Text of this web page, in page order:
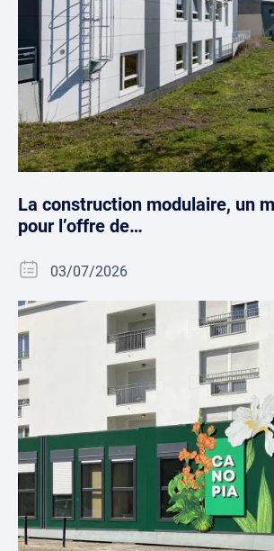
La construction modulaire, un
pour l’offre de…
03/07/2026